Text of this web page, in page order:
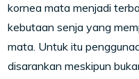
kornea mata menjadi
kebutaan senja yang
mata. Untuk itu
disarankan meskipun